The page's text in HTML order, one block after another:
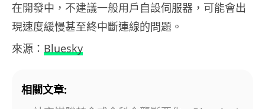
在開發中，不建議一般用戶自設伺服器，可能會出
現速度緩慢甚至終中斷連線的問題。
來源： Bluesky
相關文章: